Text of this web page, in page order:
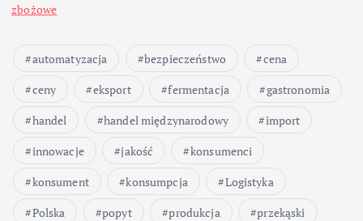
zbożowe
automatyzacja bezpieczeństwo
cena
ceny
eksport fermentacja
gastronomia
handel
handel międzynarodowy
import
innowacje
jakość
konsumenci
konsument
konsumpcja
Logistyka
Polska
popyt produkcja
przekąski